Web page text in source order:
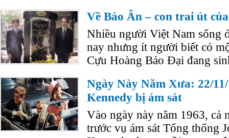
Về Bảo Ân – con trai út
Nhiều người Việt Nam sống
nay nhưng ít người biết có
Cựu Hoàng Bảo Ðại đang
Ngày Này Năm Xưa: 22/
Kennedy bị ám sát
Vào ngày này năm 1963, cả
trước vụ ám sát Tổng thống